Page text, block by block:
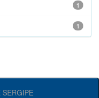
1
1
SERGIPE